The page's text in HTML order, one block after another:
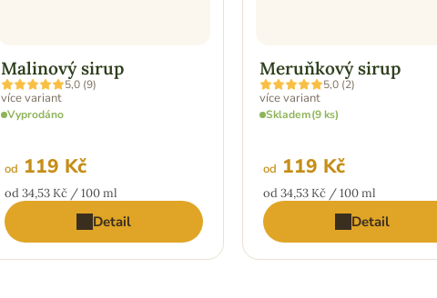
Malinový sirup
Průměrné
hodnocení
produktu
je
hvězdiček.
5,0 (9)
více variant
Vyprodáno
od 119 Kč
Měrná
cena:
od 34,53 Kč / 100 ml
Detail
Meruňkový sirup
Průměrné
hodnocení
produktu
je
hvězdiček.
5,0 (2)
více variant
Skladem(9 ks)
od 119 Kč
Měrná
cena:
od 34,53 Kč / 100 ml
Detail